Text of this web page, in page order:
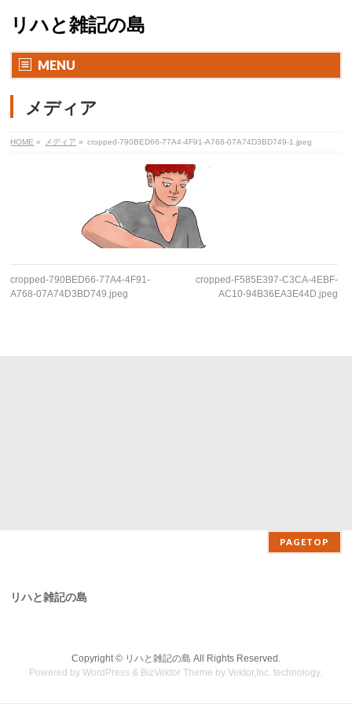
リハと雑記の島
MENU
メディア
HOME » メディア » cropped-790BED66-77A4-4F91-A768-07A74D3BD749-1.jpeg
cropped-790BED66-77A4-4F91-
A768-07A74D3BD749.jpeg
cropped-F585E397-C3CA-4EBF-
AC10-94B36EA3E44D.jpeg
PAGETOP
リハと雑記の島
Copyright © リハと雑記の島 All Rights Reserved.
Powered byWordPress & BizVektor Theme by Vektor,Inc. technology.